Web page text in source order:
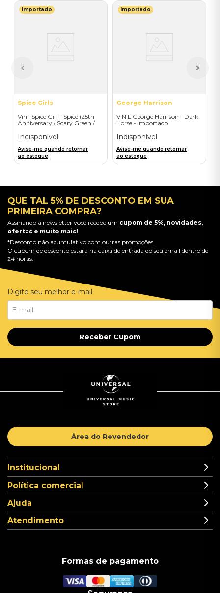
Importado
Spice Girls
Vinil Spice Girl - Spice (25th
Anniversary / Scary Green /
Indisponível
Avise-me quando retornar
ao estoque
Importado
George Harrison
VINIL George Harrison - Dark
Horse - Importado
Indisponível
Avise-me quando retornar
ao estoque
QUE TAL 5% DE DESCONTO EM SUA
PRIMEIRA COMPRA?
Assinando a newsletter você recebe um cupom de 5%, novidades,
ofertas e muito mais!
*Desconto não acumulativo com outras promoções.
O cupom de desconto estará na caixa de entrada do seu email dentro de
24 horas.
Digite seu melhor e-mail
Receber Cupom
Área do Revendedor
Institucional
Política comercial
Ajuda
Atendimento
Formas de pagamento